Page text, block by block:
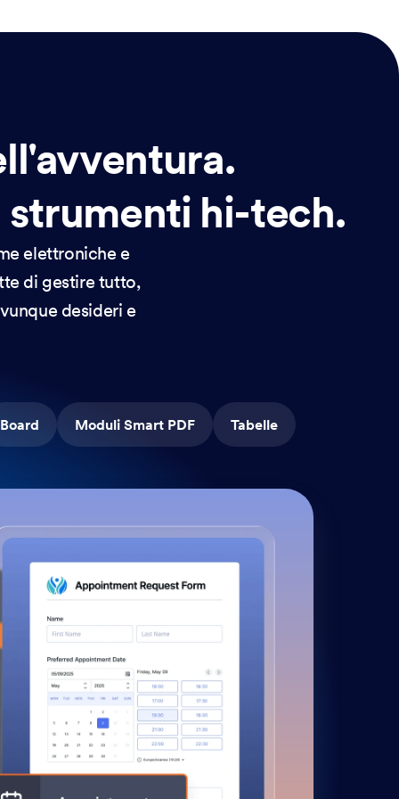
strumenti hi-tech.
elettroniche e
di gestire tutto,
desideri e
Board Moduli Smart PDF Tabelle